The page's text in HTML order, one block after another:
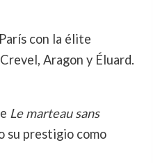
con la élite
Aragon y Éluard.
Le marteau sans
su prestigio como